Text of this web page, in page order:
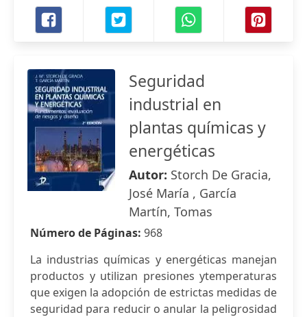
Seguridad
industrial en
plantas químicas y
energéticas
Autor: Storch De Gracia,
José María , García
Martín, Tomas
Número de Páginas: 968
La industrias químicas y energéticas manejan
productos y utilizan presiones ytemperaturas
que exigen la adopción de estrictas medidas de
seguridad para reducir o anular la peligrosidad